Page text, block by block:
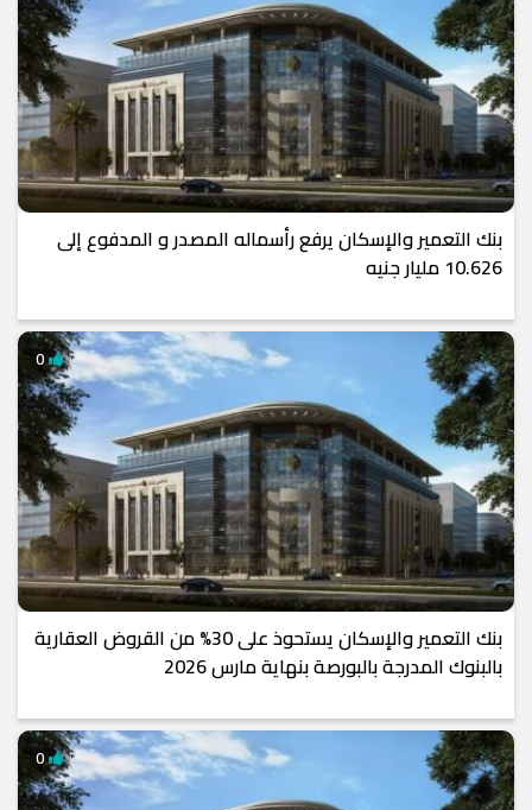
بنك التعمير والإسكان يرفع رأسماله المصدر و المدفوع إلى
10.626 مليار جنيه
بنك التعمير والإسكان يستحوذ على 30% من القروض العقارية
بالبنوك المدرجة بالبورصة بنهاية مارس 2026
0
0